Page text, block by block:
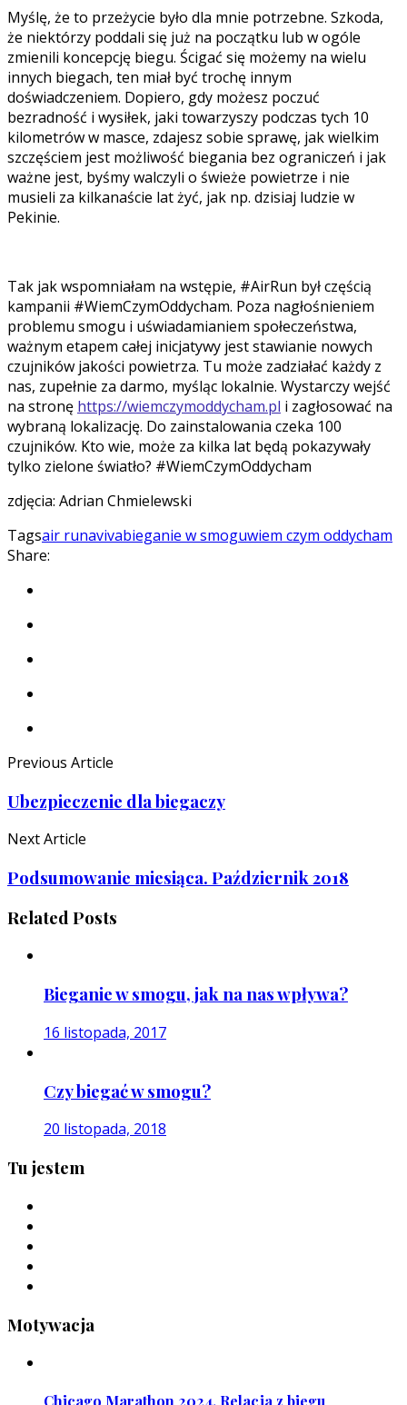
Myślę, że to przeżycie było dla mnie potrzebne. Szkoda,
że niektórzy poddali się już na początku lub w ogóle
zmienili koncepcję biegu. Ścigać się możemy na wielu
innych biegach, ten miał być trochę innym
doświadczeniem. Dopiero, gdy możesz poczuć
bezradność i wysiłek, jaki towarzyszy podczas tych 10
kilometrów w masce, zdajesz sobie sprawę, jak wielkim
szczęściem jest możliwość biegania bez ograniczeń i jak
ważne jest, byśmy walczyli o świeże powietrze i nie
musieli za kilkanaście lat żyć, jak np. dzisiaj ludzie w
Pekinie.
Tak jak wspomniałam na wstępie, #AirRun był częścią
kampanii #WiemCzymOddycham. Poza nagłośnieniem
problemu smogu i uświadamianiem społeczeństwa,
ważnym etapem całej inicjatywy jest stawianie nowych
czujników jakości powietrza. Tu może zadziałać każdy z
nas, zupełnie za darmo, myśląc lokalnie. Wystarczy wejść
na stronę https://wiemczymoddycham.pl i zagłosować na
wybraną lokalizację. Do zainstalowania czeka 100
czujników. Kto wie, może za kilka lat będą pokazywały
tylko zielone światło? #WiemCzymOddycham
zdjęcia: Adrian Chmielewski
Tagsair runavivabieganie w smoguwiem czym oddycham
Share:
Previous Article
Ubezpieczenie dla biegaczy
Next Article
Podsumowanie miesiąca. Październik 2018
Related Posts
Bieganie w smogu, jak na nas wpływa?
16 listopada, 2017
Czy biegać w smogu?
20 listopada, 2018
Tu jestem
Motywacja